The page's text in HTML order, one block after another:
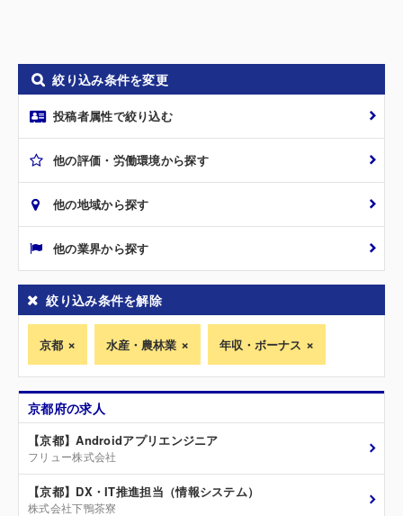
絞り込み条件を変更
投稿者属性で絞り込む
他の評価・労働環境から探す
他の地域から探す
他の業界から探す
絞り込み条件を解除
京都 水産・農林業 年収・ボーナス
京都府の求人
【京都】Androidアプリエンジニア
フリュー株式会社
【京都】DX・IT推進担当（情報システム）
株式会社下鴨茶寮